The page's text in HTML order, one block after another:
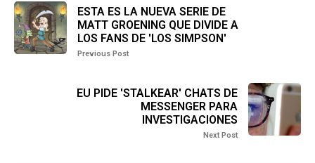
ESTA ES LA NUEVA SERIE DE
MATT GROENING QUE DIVIDE A
LOS FANS DE 'LOS SIMPSON'
Previous Post
EU PIDE 'STALKEAR' CHATS DE
MESSENGER PARA
INVESTIGACIONES
Next Post